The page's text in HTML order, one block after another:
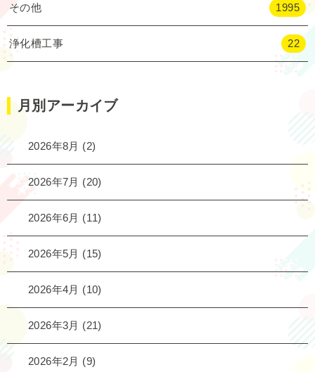
その他 1995
浄化槽工事 22
月別アーカイブ
2026年8月 (2)
2026年7月 (20)
2026年6月 (11)
2026年5月 (15)
2026年4月 (10)
2026年3月 (21)
2026年2月 (9)